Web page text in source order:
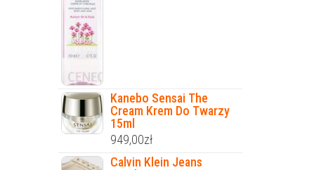
Kanebo Sensai The
Cream Krem Do Twarzy
15ml
949,00zł
Calvin Klein Jeans